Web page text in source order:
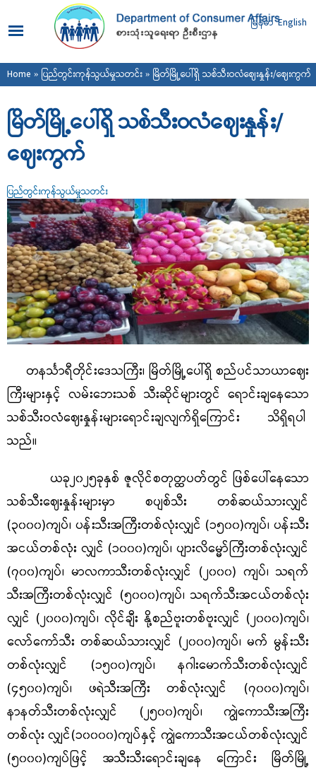
main
content
မြန်မာ English
You are here
Home » ပြည်တွင်းကုန်သွယ်မှုသတင်း» မြိတ်မြို့ပေါ်ရှိ သစ်သီးဝလံဈေးနှုန်း/ဈေးကွက်
မြိတ်မြို့ပေါ်ရှိ သစ်သီးဝလံဈေးနှုန်း/
ဈေးကွက်
ပြည်တွင်းကုန်သွယ်မှုသတင်း
တနင်္သာရီတိုင်းဒေသကြီး၊ မြိတ်မြို့ပေါ်ရှိ စည်ပင်သာယာဈေး
ကြီးများနှင့် လမ်းဘေးသစ် သီးဆိုင်များတွင် ရောင်းချနေသော
သစ်သီးဝလံဈေးနှုန်းများရောင်းချလျက်ရှိကြောင်း သိရှိရပါ
သည်။
ယခု၂၀၂၅ခုနှစ် ဇူလိုင်စတုတ္ထပတ်တွင် ဖြစ်ပေါ်နေသော
သစ်သီးဈေးနှုန်းများမှာ စပျစ်သီး တစ်ဆယ်သားလျှင်
(၃၀၀၀)ကျပ်၊ ပန်းသီးအကြီးတစ်လုံးလျှင် (၁၅၀၀)ကျပ်၊ ပန်းသီး
အငယ်တစ်လုံး လျှင် (၁၀၀၀)ကျပ်၊ ပျားလိမ္မော်ကြီးတစ်လုံးလျှင်
(၇၀၀)ကျပ်၊ မာလကာသီးတစ်လုံးလျှင် (၂၀၀၀) ကျပ်၊ သရက်
သီးအကြီးတစ်လုံးလျှင် (၅၀၀၀)ကျပ်၊ သရက်သီးအငယ်တစ်လုံး
လျှင် (၂၀၀၀)ကျပ်၊ လိုင်ချီး နို့စည်ဗူးတစ်ဗူးလျှင် (၂၀၀၀)ကျပ်၊
လော်ကော်သီးတစ်ဆယ်သားလျှင် (၂၀၀၀)ကျပ်၊ မက် မွန်းသီး
တစ်လုံးလျှင် (၁၅၀၀)ကျပ်၊ နဂါးမောက်သီးတစ်လုံးလျှင်
(၄၅၀၀)ကျပ်၊ ဖရဲသီးအကြီး တစ်လုံးလျှင် (၇၀၀၀)ကျပ်၊
နာနတ်သီးတစ်လုံးလျှင် (၂၅၀၀)ကျပ်၊ ကျွဲကောသီးအကြီး
တစ်လုံး လျှင်(၁၀၀၀၀)ကျပ်နှင့် ကျွဲ‌ကောသီးအငယ်တစ်လုံးလျှင်
(၅၀၀၀)ကျပ်ဖြင့် အသီးသီးရောင်းချနေ ကြောင်း မြိတ်မြို့